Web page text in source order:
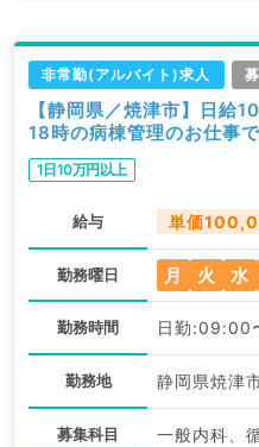
非常勤(アルバイト)求人
【静岡県／焼津市】日給
18時の病棟管理のお仕事
1日10万円以上
給与 単価
勤務曜日 月 火 水
勤務時間 日勤:09:00
勤務地 静岡県焼津
募集科目